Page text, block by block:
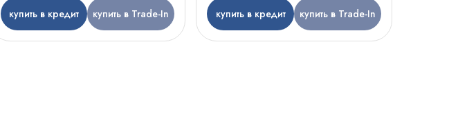
купить в кредит купить в Trade-In купить в кредит купить в Trade-In